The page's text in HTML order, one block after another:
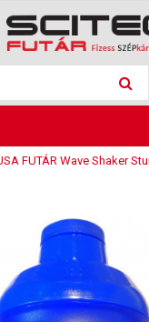
FUTÁR Wave Shaker